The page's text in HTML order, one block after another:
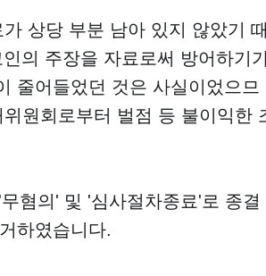
상당 부분 남아 있지 않았기 때
의 주장을 자료로써 방어하기
줄어들었던 것은 사실이었으므
원회로부터 벌점 등 불이익한
혐의' 및 '심사절차종료'로 종결
하였습니다.